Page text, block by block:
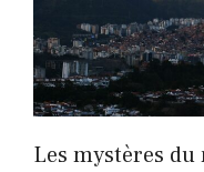
Les mystères